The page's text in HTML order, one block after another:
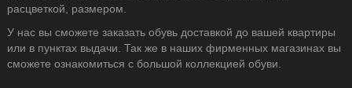
расцветкой, размером.
У нас вы сможете заказать обувь доставкой до вашей квартиры
или в пунктах выдачи. Так же в наших фирменных магазинах вы
сможете ознакомиться с большой коллекцией обуви.